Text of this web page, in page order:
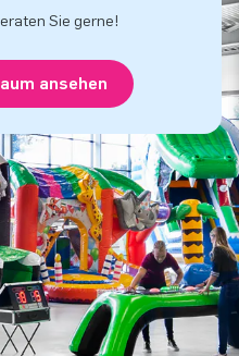
Sie gerne!
ansehen